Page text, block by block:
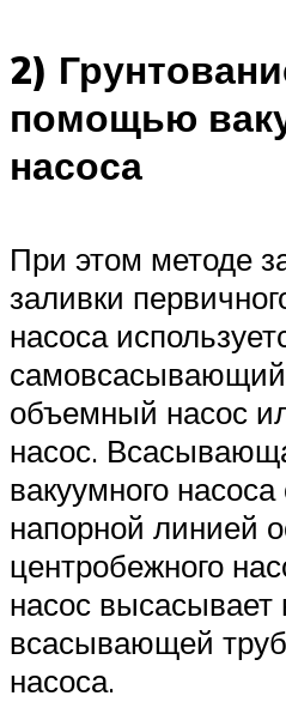
2)
помощью
насоса
При этом методе
заливки
насоса
самовсасывающий
объемный насос
насос.
вакуумного
напорной линией
центробежного
насос высасывает
всасывающей
насоса.